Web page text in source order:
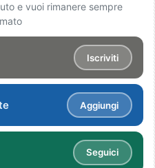
e vuoi rimanere sempre
Iscriviti
Aggiungi
Seguici